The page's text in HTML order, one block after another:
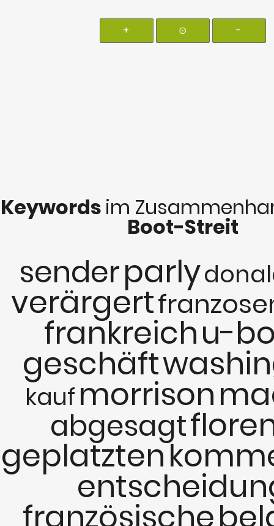
+ ⊙ -
Keywords im
Boot-Streit
senderparly
verärgert
frankreichu-
geschäft
kaufmorrison
abgesagt
geplatzten